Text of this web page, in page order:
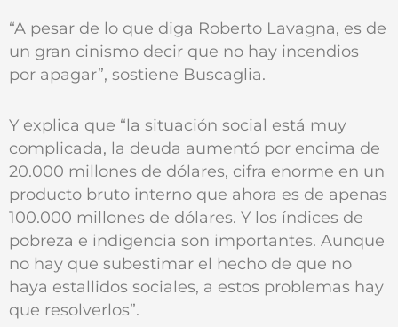
“A pesar de lo que diga Roberto Lavagna, es de
un gran cinismo decir que no hay incendios
por apagar”, sostiene Buscaglia.
Y explica que “la situación social está muy
complicada, la deuda aumentó por encima de
20.000 millones de dólares, cifra enorme en un
producto bruto interno que ahora es de apenas
100.000 millones de dólares. Y los índices de
pobreza e indigencia son importantes. Aunque
no hay que subestimar el hecho de que no
haya estallidos sociales, a estos problemas hay
que resolverlos”.